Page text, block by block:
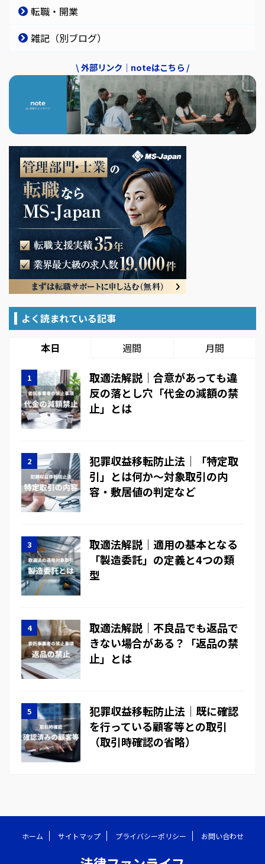
転職・開業
雑記（別ブログ）
\ 外部リンク｜noteはこちら /
よく読まれている記事
本日 週間 月間
取適法解説｜合意があっても違
反の落とし穴「代金の減額の禁
止」とは
犯罪収益移転防止法｜「特定取
引」とは何か～対象取引の内
容・敷居値の判定など
取適法解説｜適用の基本となる
「製造委託」の定義と4つの類
型
取適法解説｜不良品でも返品で
きない場合がある？「返品の禁
止」とは
犯罪収益移転防止法｜既に確認
を行っている顧客等との取引
（取引時確認の省略）
ホーム サイトマップ プライバシーポリシー お問い合わせ